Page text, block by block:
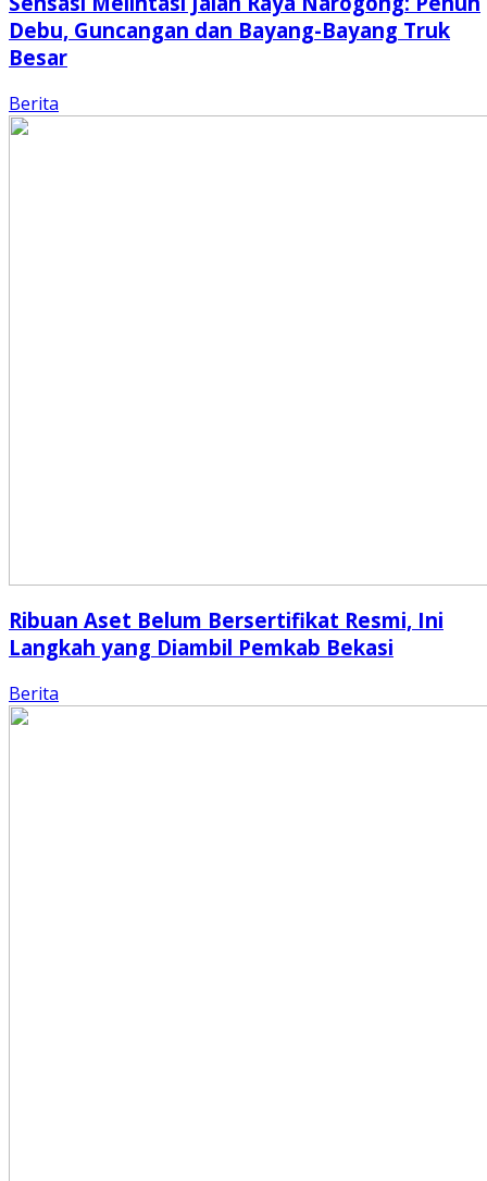
Debu, Guncangan dan Bayang-Bayang Truk
Besar
Berita
Ribuan Aset Belum Bersertifikat Resmi, Ini
Langkah yang Diambil Pemkab Bekasi
Berita